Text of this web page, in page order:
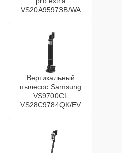
VS20A95973B/WA
Вертикальный
пылесос Samsung
VS9700CL
VS28C9784QK/EV